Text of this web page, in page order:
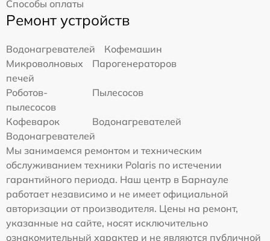
Способы оплаты
Ремонт устройств
Водонагревателей
Кофемашин
Микроволновых
печей
Парогенераторов
Роботов-
пылесосов
Пылесосов
Кофеварок
Водонагревателей
Водонагревателей
Мы занимаемся ремонтом и техническим
обслуживанием техники Polaris по истечении
гарантийного периода. Наш центр в Барнауле
работает независимо и не имеет официальной
авторизации от производителя. Цены на ремонт,
указанные на сайте, носят исключительно
ознакомительный характер и не являются публичной